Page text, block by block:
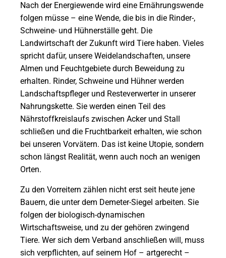
Nach der Energiewende wird eine Ernährungswende
folgen müsse – eine Wende, die bis in die Rinder-,
Schweine- und Hühnerställe geht. Die
Landwirtschaft der Zukunft wird Tiere haben. Vieles
spricht dafür, unsere Weidelandschaften, unsere
Almen und Feucht­gebiete durch Beweidung zu
erhalten. Rinder, Schweine und Hühner werden
Landschaftspfleger und Resteverwerter in unserer
Nahrungskette. Sie werden einen Teil des
Nährstoffkreislaufs zwischen Acker und Stall
schließen und die Fruchtbarkeit erhalten, wie schon
bei unseren Vorvätern. Das ist keine Utopie, sondern
schon längst Realität, wenn auch noch an wenigen
Orten.
Zu den Vorreitern zählen nicht erst seit heute jene
Bauern, die unter dem Demeter-Siegel arbeiten. Sie
folgen der biologisch-dynamischen
Wirtschaftsweise, und zu der gehören zwingend
Tiere. Wer sich dem Verband anschließen will, muss
sich verpflichten, auf seinem Hof – artgerecht –